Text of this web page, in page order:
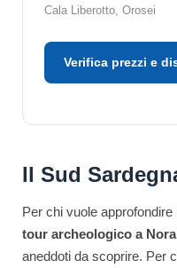
Cala Liberotto, Orosei
Verifica prezzi e
Il Sud
Per chi vuole approfondire
tour archeologico a Nora
aneddoti da scoprire. Per